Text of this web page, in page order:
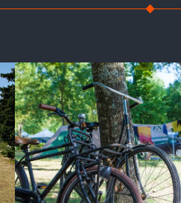
Urlaub Füße im